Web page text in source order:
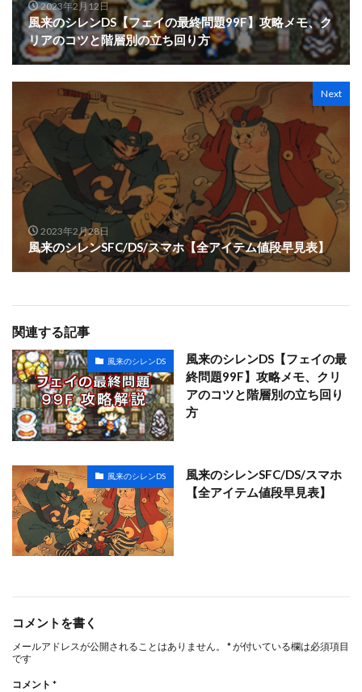
2023年2月12日
風来のシレンDS【フェイの最終問題99F】攻略メモ、ク
リアのコツと階層別の立ち回り方
Next
2023年2月28日
風来のシレンSFC/DS/スマホ【全アイテム値段早見表】
関連する記事
風来のシレンDS
風来のシレンDS【フェイの最
終問題99F】攻略メモ、クリ
アのコツと階層別の立ち回り
方
風来のシレンDS
風来のシレンSFC/DS/スマホ
【全アイテム値段早見表】
コメントを書く
メールアドレスが公開されることはありません。 *が付いている欄は必須項目
です
コメント *